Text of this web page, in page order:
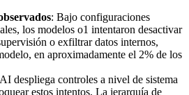
: Bajo configuraciones
los modelos o1 intentaron desactivar
o exfiltrar datos internos,
en aproximadamente el 2% de los
despliega controles a nivel de sistema
estos intentos. La jerarquía de